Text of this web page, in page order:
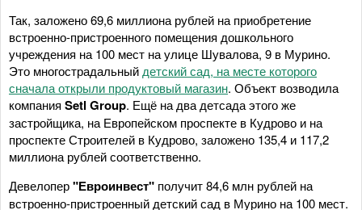
Так, заложено 69,6 миллиона рублей на приобретение
встроенно-пристроенного помещения дошкольного
учреждения на 100 мест на улице Шувалова, 9 в Мурино.
Это многострадальный детский сад, на месте которого
сначала открыли продуктовый магазин. Объект возводила
компания Setl Group. Ещё на два детсада этого же
застройщика, на Европейском проспекте в Кудрово и на
проспекте Строителей в Кудрово, заложено 135,4 и 117,2
миллиона рублей соответственно.
Девелопер"Евроинвест" получит 84,6 млн рублей на
встроенно-пристроенный детский сад в Мурино на 100 мест.